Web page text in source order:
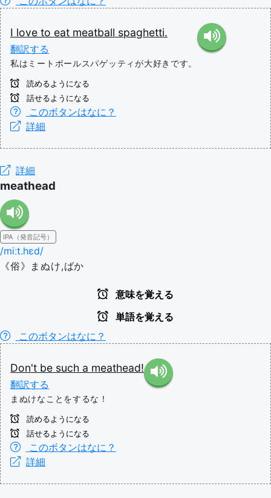
I love to eat meatball spaghetti.
翻訳する
私はミートボールスパゲッティが大好きです。
読めるようになる
話せるようになる
このボタンはなに？
詳細
詳細
meathead
IPA（発音記号）
/miːt.hɛd/
《俗》まぬけ,ばか
意味を覚える
単語を覚える
このボタンはなに？
Don't be such a meathead!
翻訳する
まぬけなことをするな！
読めるようになる
話せるようになる
このボタンはなに？
詳細